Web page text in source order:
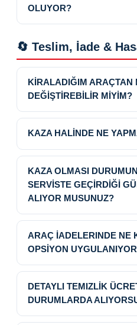
OLUYOR?
🔄 Teslim, İade &
KİRALADIĞIM ARAÇTAN
DEĞİŞTİREBİLİR MİYİM?
KAZA HALİNDE NE
KAZA OLMASI
SERVİSTE GEÇİRDİĞİ
ALIYOR MUSUNUZ?
ARAÇ İADELERINDE NE
OPSİYON
DETAYLI TEMIZLİK
DURUMLARDA